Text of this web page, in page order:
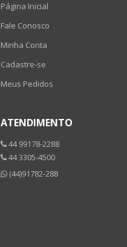
Página Inicial
Fale Conosco
Minha Conta
Cadastre-se
Meus Pedidos
ATENDIMENTO
44 99178-2288
44 3305-4500
(44)91782-288